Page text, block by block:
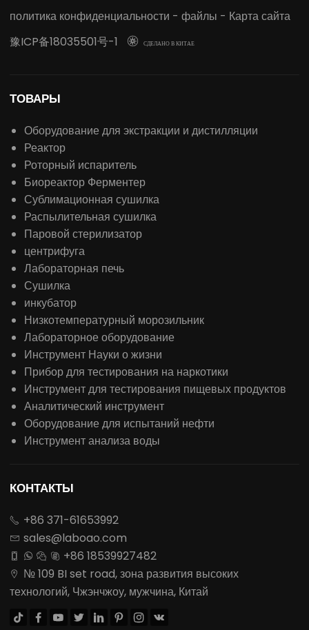
политика конфиденциальности - файлы - Карта сайта
豫ICP备18035501号-1
 СДЕЛАНО В КИТАЕ
ТОВАРЫ
Оборудование для экстракции и дистилляции
Реактор
Роторный испаритель
Биореактор Ферментер
Сублимационная сушилка
Распылительная сушилка
Паровой стерилизатор
центрифуга
Лабораторная печь
Сушилка
инкубатор
Низкотемпературный морозильник
Лабораторное оборудование
Инструмент Науки о жизни
Прибор для тестирования на наркотики
Инструмент для тестирования пищевых продуктов
Аналитический инструмент
Оборудование для испытаний нефти
Инструмент анализа воды
КОНТАКТЫ
 +86 371-61653992
 sales@laboao.com
    +86 18539927482

№ 109 BI set road, зона развития высоких
технологий, Чжэнчжоу, мужчина, Китай
       